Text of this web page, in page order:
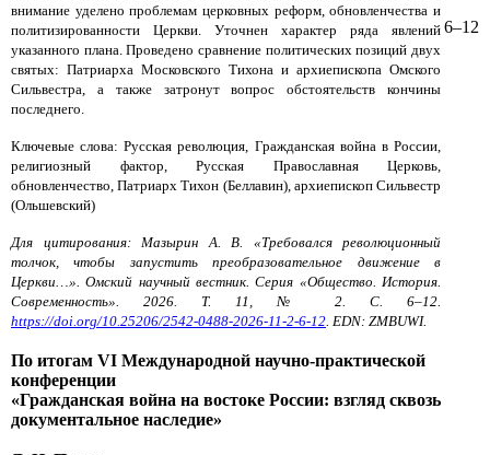
внимание уделено проблемам церковных реформ, обновленчества и
политизированности Церкви. Уточнен характер ряда явлений
указанного плана. Проведено сравнение политических позиций двух
святых: Патриарха Московского Тихона и архиепископа Омского
Сильвестра, а также затронут вопрос обстоятельств кончины
последнего.
Ключевые слова: Русская революция, Гражданская война в России,
религиозный фактор, Русская Православная Церковь,
обновленчество, Патриарх Тихон (Беллавин), архиепископ Сильвестр
(Ольшевский)
Для цитирования: Мазырин А. В. «Требовался революционный
толчок, чтобы запустить преобразовательное движение в
Церкви…». Омский научный вестник. Серия «Общество. История.
Современность». 2026. Т. 11, № 2. С. 6–12.
https://doi.org/10.25206/2542-0488-2026-11-2-6-12 . EDN: ZMBUWI.
6–12
По итогам VI Международной научно-практической
конференции
«Гражданская война на востоке России: взгляд сквозь
документальное наследие»